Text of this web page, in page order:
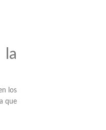
los
que